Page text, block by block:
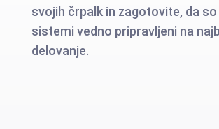
svojih črpalk in zagotovite, da so
sistemi vedno pripravljeni na
delovanje.